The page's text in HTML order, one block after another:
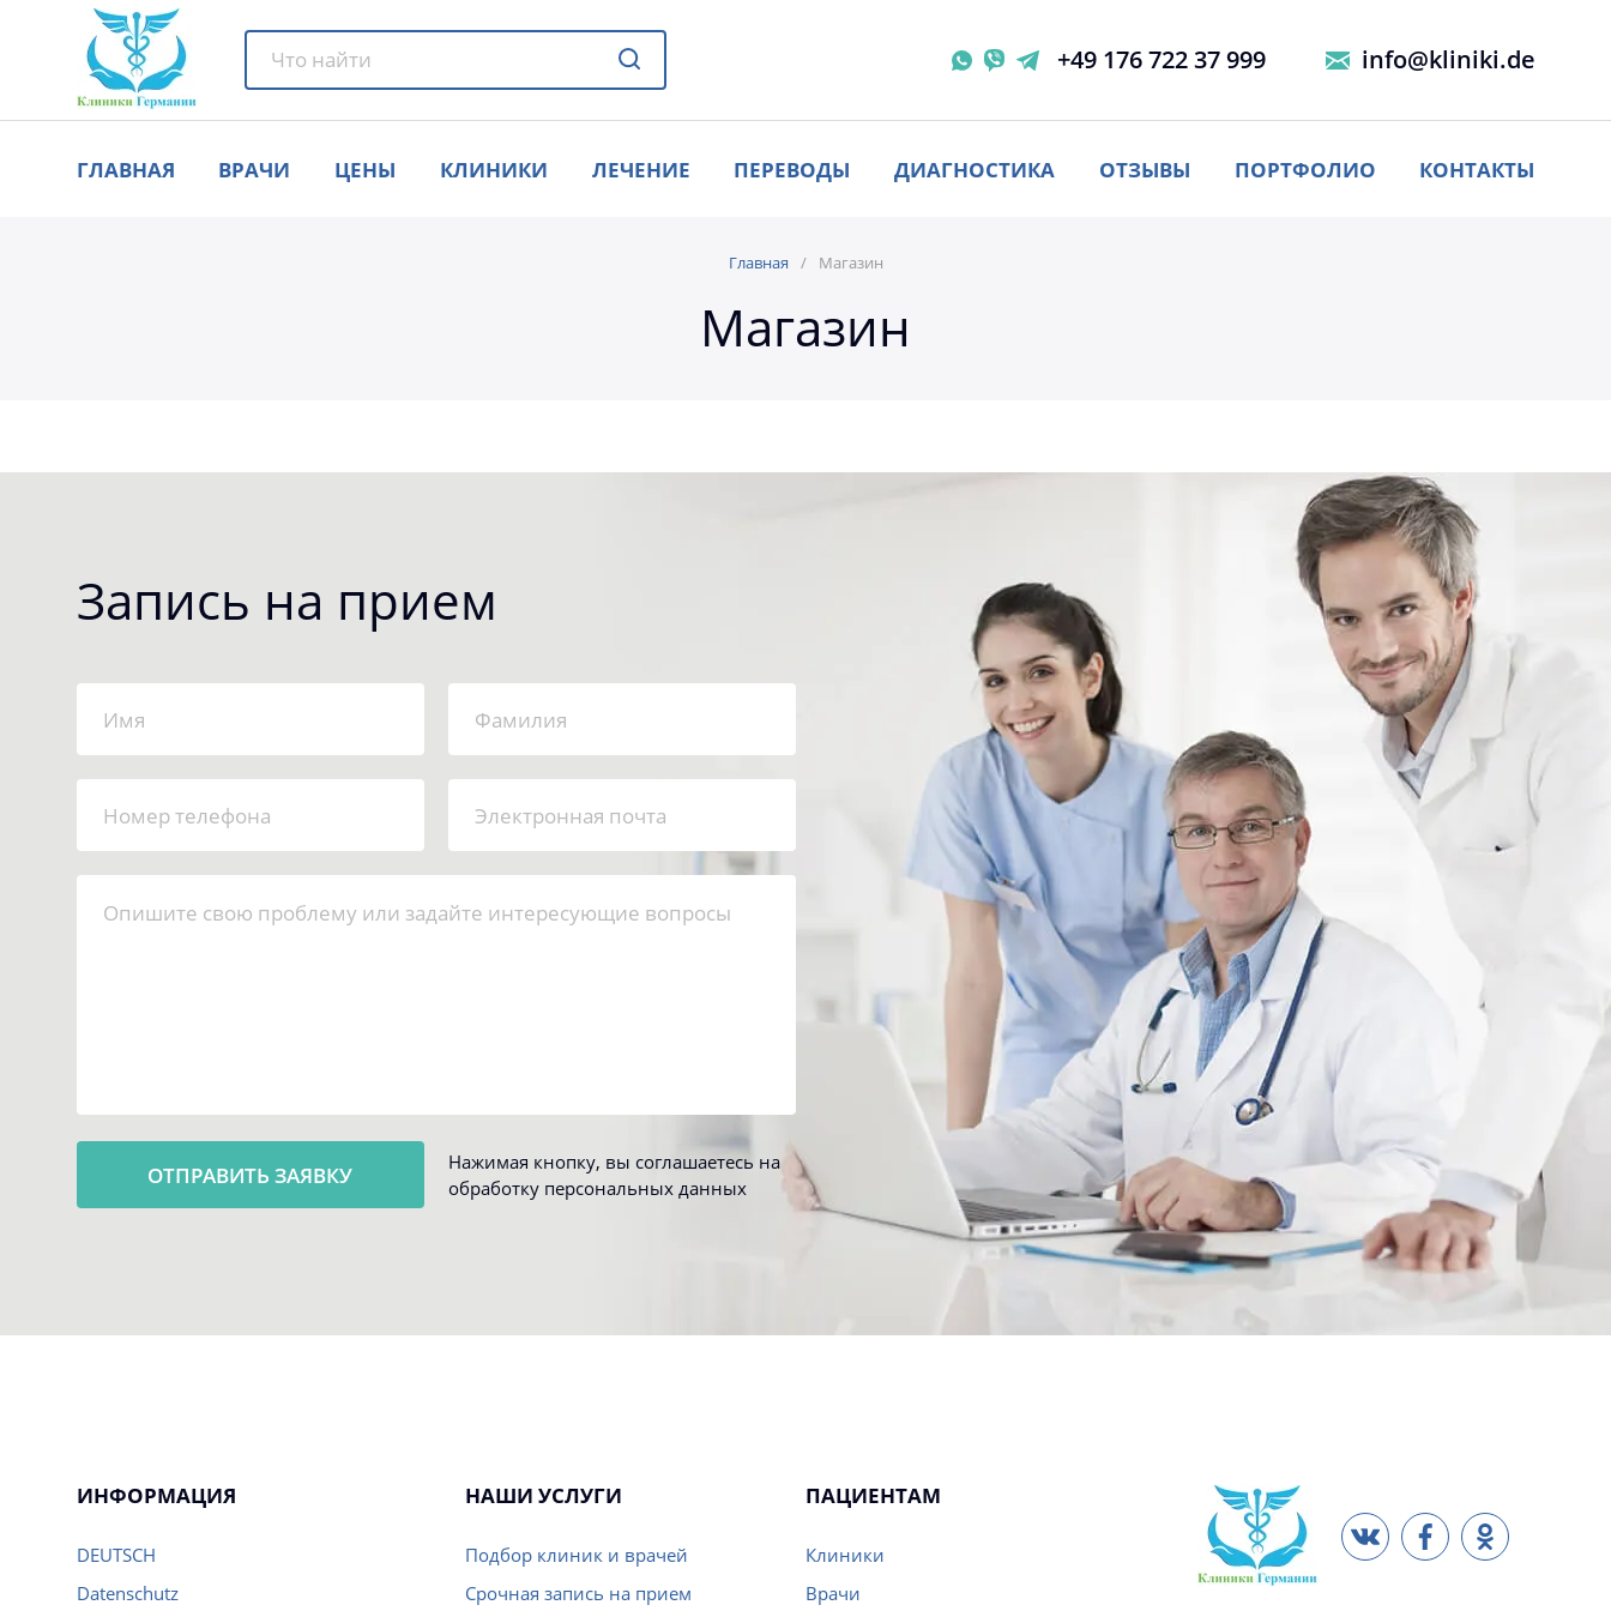
+49 176 722 37 999 info@kliniki.de
ГЛАВНАЯ ВРАЧИ ЦЕНЫ КЛИНИКИ ЛЕЧЕНИЕ ПЕРЕВОДЫ ДИАГНОСТИКА ОТЗЫВЫ ПОРТФОЛИО КОНТАКТЫ
Главная Магазин
Магазин
Запись на прием
Нажимая кнопку, вы соглашаетесь на
обработку персональных данных
ИНФОРМАЦИЯ
DEUTSCH
Datenschutz
НАШИ УСЛУГИ
Подбор клиник и врачей
Срочная запись на прием
ПАЦИЕНТАМ
Клиники
Врачи